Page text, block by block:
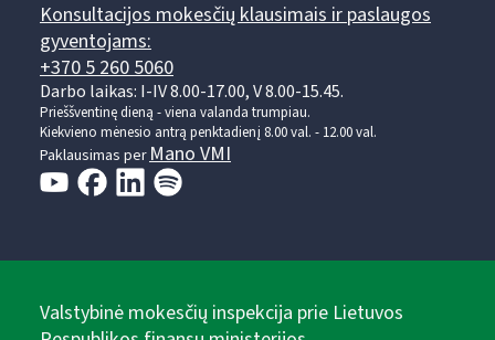
Konsultacijos mokesčių klausimais ir paslaugos
gyventojams:
+370 5 260 5060
Darbo laikas: I-IV 8.00-17.00, V 8.00-15.45.
Prieššventinę dieną - viena valanda trumpiau.
Kiekvieno mėnesio antrą penktadienį 8.00 val. - 12.00 val.
Paklausimas perMano VMI
Valstybinė mokesčių inspekcija prie Lietuvos